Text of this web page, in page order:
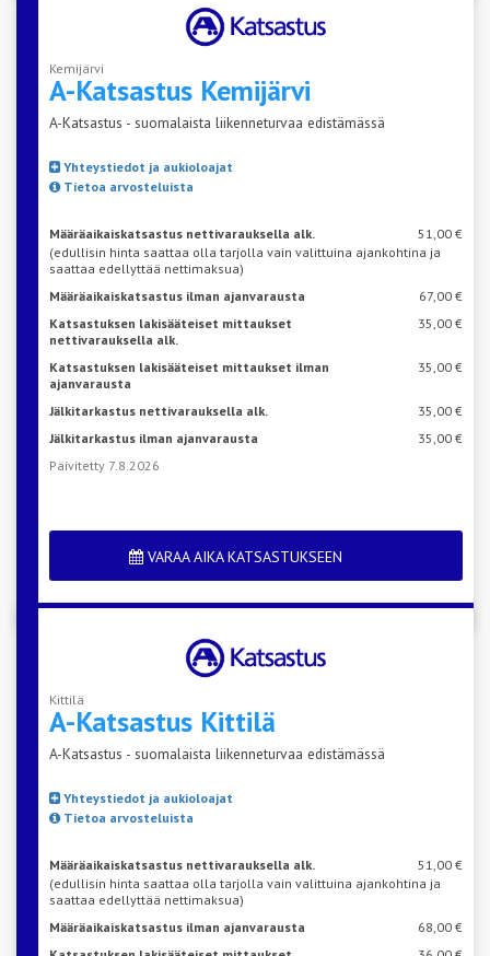
Kemijärvi
A-Katsastus Kemijärvi
A-Katsastus - suomalaista liikenneturvaa edistämässä
Yhteystiedot ja aukioloajat
Tietoa arvosteluista
Määräaikaiskatsastus nettivarauksella alk.
51,00 €
(edullisin hinta saattaa olla tarjolla vain valittuina ajankohtina ja
saattaa edellyttää nettimaksua)
Määräaikaiskatsastus ilman ajanvarausta
67,00 €
Katsastuksen lakisääteiset mittaukset
nettivarauksella alk.
35,00 €
Katsastuksen lakisääteiset mittaukset ilman
ajanvarausta
35,00 €
Jälkitarkastus nettivarauksella alk.
35,00 €
Jälkitarkastus ilman ajanvarausta
35,00 €
Päivitetty 7.8.2026
VARAA AIKA KATSASTUKSEEN
Kittilä
A-Katsastus Kittilä
A-Katsastus - suomalaista liikenneturvaa edistämässä
Yhteystiedot ja aukioloajat
Tietoa arvosteluista
Määräaikaiskatsastus nettivarauksella alk.
51,00 €
(edullisin hinta saattaa olla tarjolla vain valittuina ajankohtina ja
saattaa edellyttää nettimaksua)
Määräaikaiskatsastus ilman ajanvarausta
68,00 €